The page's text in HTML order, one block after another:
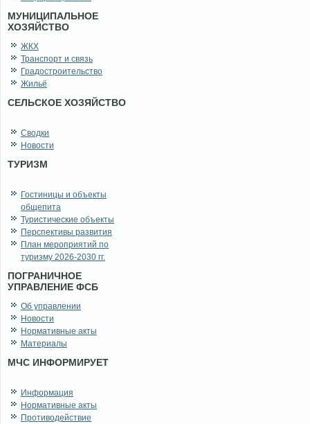
МУНИЦИПАЛЬНОЕ
ХОЗЯЙСТВО
ЖКХ
Транспорт и связь
Градостроительство
Жильё
СЕЛЬСКОЕ ХОЗЯЙСТВО
Сводки
Новости
ТУРИЗМ
Гостиницы и объекты
общепита
Туристические объекты
Перспективы развития
План мероприятий по
туризму 2026-2030 гг.
ПОГРАНИЧНОЕ
УПРАВЛЕНИЕ ФСБ
Об управлении
Новости
Нормативные акты
Материалы
МЧС ИНФОРМИРУЕТ
Информация
Нормативные акты
Противодействие